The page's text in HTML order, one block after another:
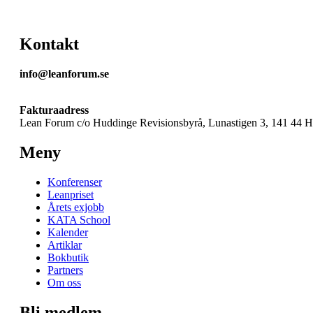
Kontakt
info@leanforum.se
Fakturaadress
Lean Forum c/o Huddinge Revisionsbyrå, Lunastigen 3, 141 44
Meny
Konferenser
Leanpriset
Årets exjobb
KATA School
Kalender
Artiklar
Bokbutik
Partners
Om oss